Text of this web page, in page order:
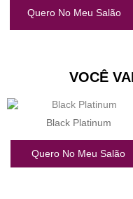
Quero No Meu Salão
VOCÊ
Black Platinum
Quero No Meu Salão